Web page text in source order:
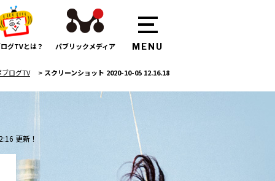
グTVとは？ パブリックメディア
ブログTV > スクリーンショット 2020-10-05 12.16.18
更新！